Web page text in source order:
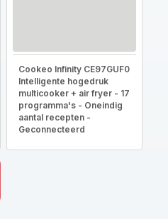
Cookeo Infinity CE97GUF0
Intelligente hogedruk
multicooker + air fryer - 17
programma's - Oneindig
aantal recepten -
Geconnecteerd